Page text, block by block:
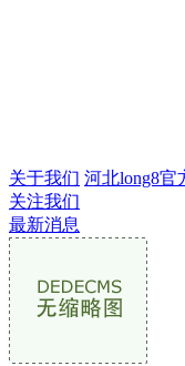
关于我们 河北long8官
关注我们
最新消息